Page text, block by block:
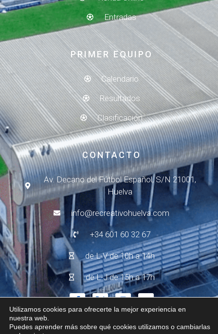
Entradas
PRIMER EQUIPO
Calendario
Resultados
Clasificación
CONTACTO
Av. Decano del Fútbol Español, S/N 21001,
Huelva
info@recreativohuelva.com
+34 601 60 32 67
de L-V de 10h a 14h
de L-J de 15h a 17h
Utilizamos cookies para ofrecerte la mejor experiencia en
nuestra web.
Puedes aprender más sobre qué cookies utilizamos o cambiarlas